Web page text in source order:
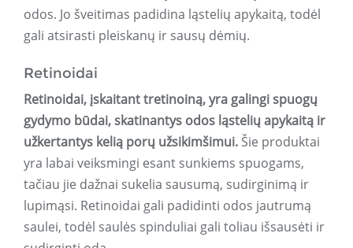
odos. Jo šveitimas padidina ląstelių apykaitą, todėl
gali atsirasti pleiskanų ir sausų dėmių.
Retinoidai
Retinoidai, įskaitant tretinoiną, yra galingi spuogų
gydymo būdai, skatinantys odos ląstelių apykaitą ir
užkertantys kelią porų užsikimšimui. Šie produktai
yra labai veiksmingi esant sunkiems spuogams,
tačiau jie dažnai sukelia sausumą, sudirginimą ir
lupimąsi. Retinoidai gali padidinti odos jautrumą
saulei, todėl saulės spinduliai gali toliau išsausėti ir